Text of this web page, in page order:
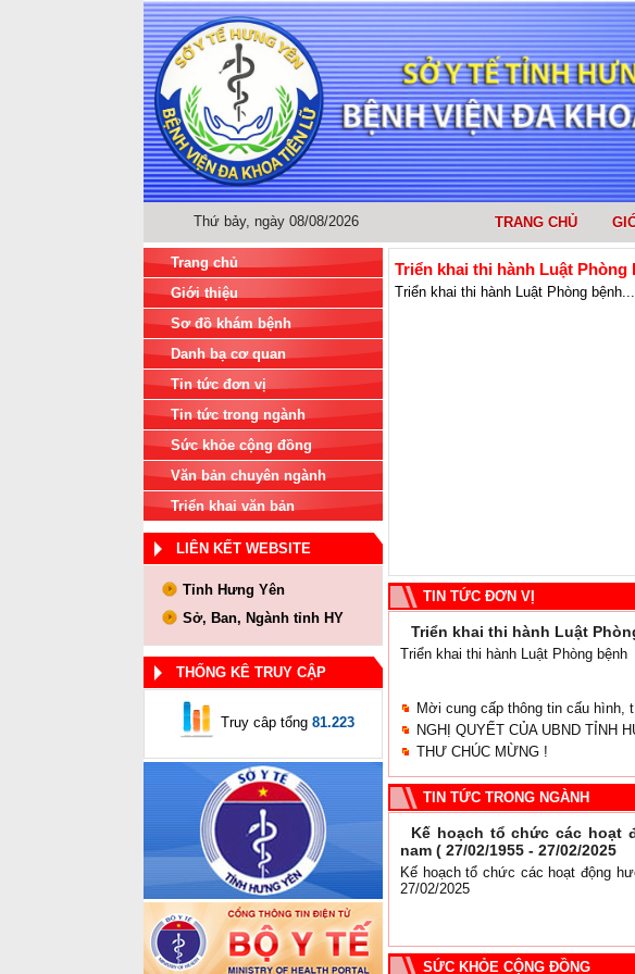
Thứ bảy, ngày 08/08/2026 TRANG CHỦ
Trang chủ
Giới thiệu
Sơ đồ khám bệnh
Danh bạ cơ quan
Tin tức đơn vị
Tin tức trong ngành
Sức khỏe cộng đồng
Văn bản chuyên ngành
Triển khai văn bản
LIÊN KẾT WEBSITE
Tỉnh Hưng Yên
Sở, Ban, Ngành tỉnh HY
THỐNG KÊ TRUY CẬP
Truy câp tổng 81.223
Triển khai thi hành Luật Phòng
Triển khai thi hành Luật Phòng bệnh...
TIN TỨC ĐƠN VỊ
Triển khai thi hành Luật
Triển khai thi hành Luật Phòng bệnh
Mời cung cấp thông tin cấu hình,
NGHỊ QUYẾT CỦA UBND TỈNH
THƯ CHÚC MỪNG !
TIN TỨC TRONG NGÀNH
Kế hoạch tổ chức các hoạt
nam ( 27/02/1955 - 27/02/2025
Kế hoạch tổ chức các hoạt động
27/02/2025
SỨC KHỎE CỘNG ĐỒNG